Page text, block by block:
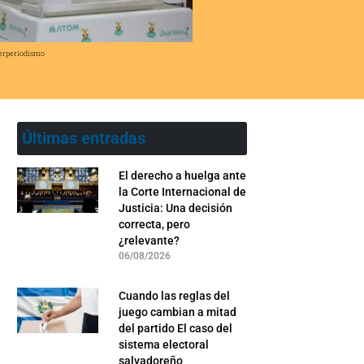
Últimas entradas
El derecho a huelga ante
la Corte Internacional de
Justicia: Una decisión
correcta, pero
¿relevante?
06/08/2026
Cuando las reglas del
juego cambian a mitad
del partido El caso del
sistema electoral
salvadoreño